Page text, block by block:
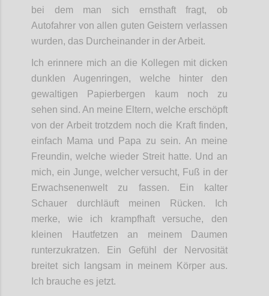
bei dem man sich ernsthaft fragt, ob
Autofahrer von allen guten Geistern verlassen
wurden, das Durcheinander in der Arbeit.
Ich erinnere mich an die Kollegen mit dicken
dunklen Augenringen, welche hinter den
gewaltigen Papierbergen kaum noch zu
sehen sind. An meine Eltern, welche erschöpft
von der Arbeit trotzdem noch die Kraft finden,
einfach Mama und Papa zu sein. An meine
Freundin, welche wieder Streit hatte. Und an
mich, ein Junge, welcher versucht, Fuß in der
Erwachsenenwelt zu fassen. Ein kalter
Schauer durchläuft meinen Rücken. Ich
merke, wie ich krampfhaft versuche, den
kleinen Hautfetzen an meinem Daumen
runterzukratzen. Ein Gefühl der Nervosität
breitet sich langsam in meinem Körper aus.
Ich brauche es jetzt.